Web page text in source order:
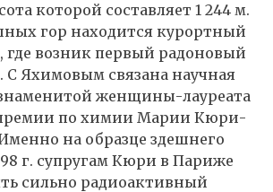
которой составляет 1 244 м.
гор находится курортный
, где возник первый радоновый
С Яхимовым связана научная
женщины-лауреата
по химии Марии Кюри-
на образце здешнего
г. супругам Кюри в Париже
сильно радиоактивный